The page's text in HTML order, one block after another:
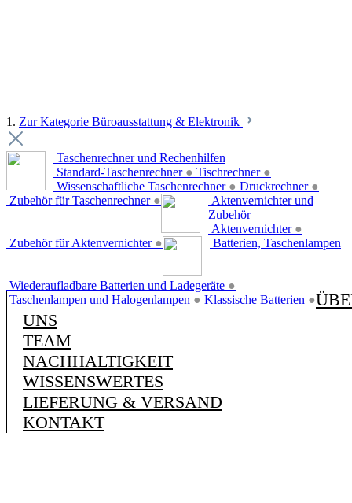
1. Zur Kategorie Büroausstattung & Elektronik
Taschenrechner und Rechenhilfen
Standard-Taschenrechner ● Tischrechner ●
Wissenschaftliche Taschenrechner ● Druckrechner ●
Zubehör für Taschenrechner ●
Aktenvernichter und
Zubehör
Aktenvernichter ●
Zubehör für Aktenvernichter ● Batterien, Taschenlampen
Wiederaufladbare Batterien und Ladegeräte ●
Taschenlampen und Halogenlampen ● Klassische Batterien ●
UNS
TEAM
NACHHALTIGKEIT
WISSENSWERTES
LIEFERUNG & VERSAND
KONTAKT